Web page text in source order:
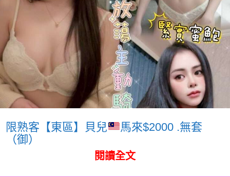
限熟客【東區】貝兒
馬來$2000 .無套
（御）
閱讀全文